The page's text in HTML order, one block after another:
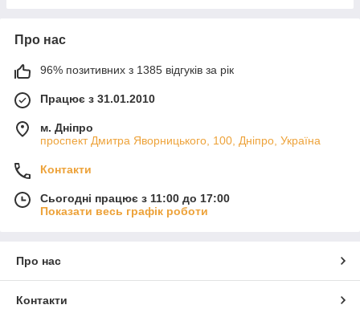
Про нас
96% позитивних з 1385 відгуків за рік
Працює з 31.01.2010
м. Дніпро
проспект Дмитра Яворницького, 100, Дніпро, Україна
Контакти
Сьогодні працює з 11:00 до 17:00
Показати весь графік роботи
Про нас
Контакти